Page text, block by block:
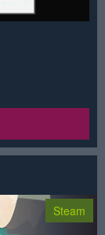
Steam